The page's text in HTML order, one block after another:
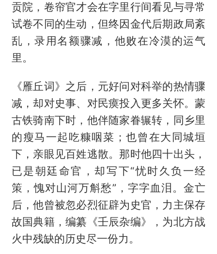
贡院，卷帘官才会在字里行间看见与寻常
试卷不同的生动，但终因金代后期政局紊
乱，录用名额骤减，他败在冷漠的运气
里。
《雁丘词》之后，元好问对科举的热情骤
减，却对史事、对民瘼投入更多关怀。蒙
古铁骑南下时，他伴随家眷辗转，同乡里
的瘦马一起吃糠咽菜；也曾在大同城垣
下，亲眼见百姓逃散。那时他四十出头，
已是朝廷命官，却写下“忧时久负一经
策，愧对山河万斛愁”，字字血泪。金亡
后，他曾被忽必烈征辟为史官，力主保存
故国典籍，编纂《壬辰杂编》，为北方战
火中残缺的历史尽一份力。